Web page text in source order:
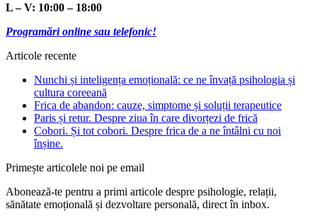
L – V: 10:00 – 18:00
Programări online sau telefonic!
Articole recente
Nunchi și inteligența emoțională: ce ne învață psihologia și
cultura coreeană
Frica de abandon: cauze, simptome și soluții terapeutice
Paris și retur. Despre ziua în care divorțezi de frică
Cobori. Și tot cobori. Despre frica de a ne întâlni cu noi
înșine.
Primește articolele noi pe email
Abonează-te pentru a primi articole despre psihologie, relații,
sănătate emoțională și dezvoltare personală, direct în inbox.